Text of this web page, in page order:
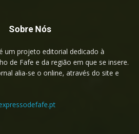
Sobre Nós
um projeto editorial dedicado à
de Fafe e da região em que se insere.
alia-se o online, através do site e